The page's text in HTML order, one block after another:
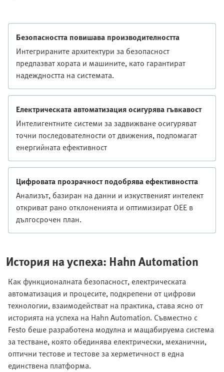
Безопасността повишава производителността
Интегрираните архитектури за безопасност
предпазват хората и машините, като гарантират
надеждността на системата.
Електрическата автоматизация осигурява гъвкавост
Интелигентните системи за задвижване осигуряват
точни последователности от движения, подпомагат
енергийната ефективност
Цифровата прозрачност подобрява ефективността
Анализът, базиран на данни и изкуственият интелект
откриват рано отклоненията и оптимизират OEE в
дългосрочен план.
История на успеха: Hahn Automation
Как функционалната безопасност, електрическата
автоматизация и процесите, подкрепени от цифрови
технологии, взаимодействат на практика, става ясно от
историята на успеха на Hahn Automation. Съвместно с
Festo беше разработена модулна и мащабируема система
за тестване, която обединява електрически, механични,
оптични тестове и тестове за херметичност в една
единствена платформа.